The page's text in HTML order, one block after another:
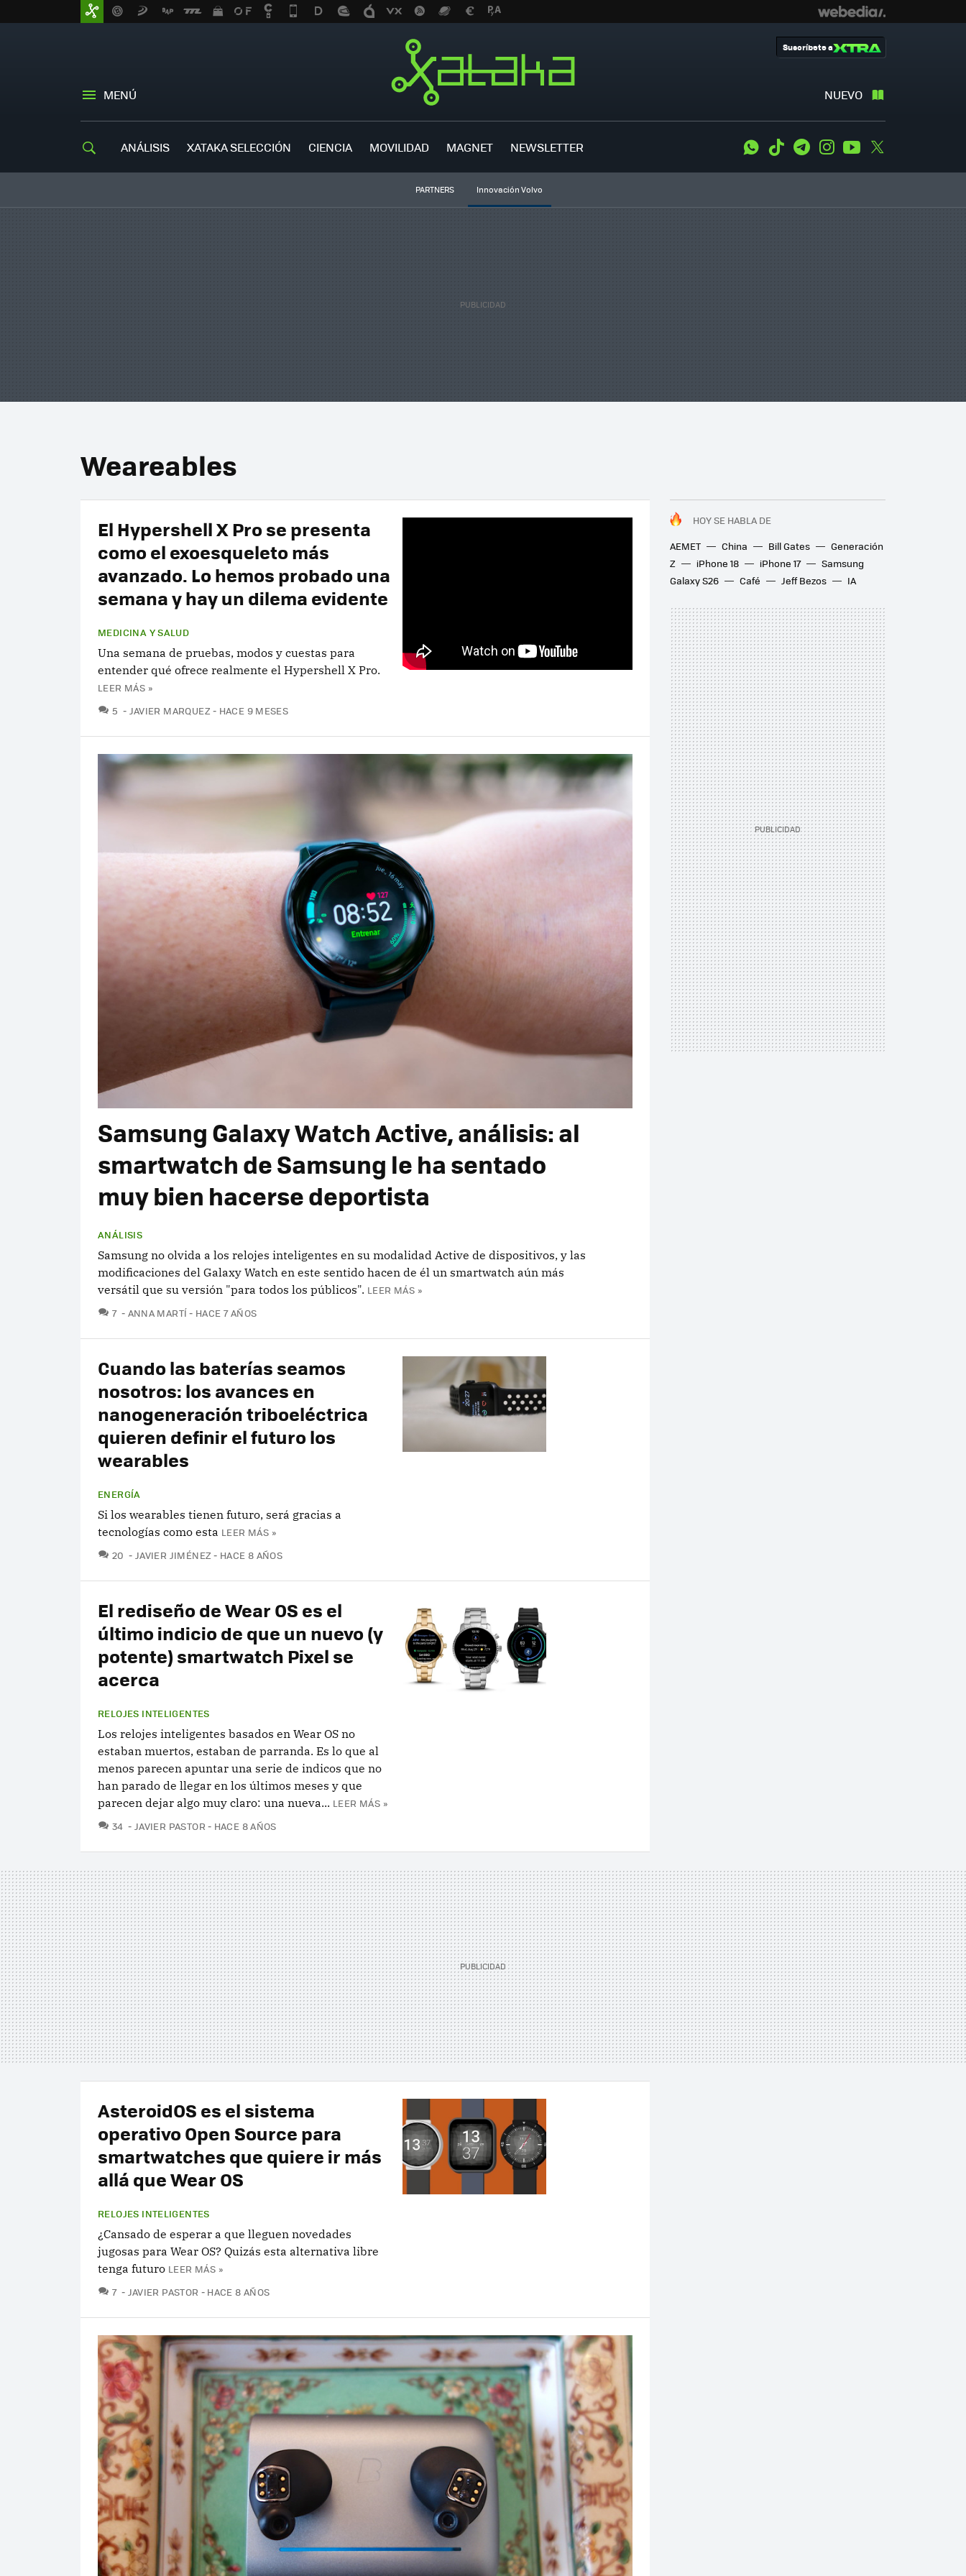
MENÚ NUEVO
Suscríbete a
ANÁLISIS XATAKA SELECCIÓN CIENCIA MOVILIDAD MAGNET NEWSLETTER WhatsApp
Tiktok TelegramInstagramYoutube
PARTNERS Innovación Volvo
Weareables
HOY SE HABLA DE
AEMET
China Bill Gates
Generación
Z
iPhone 18 iPhone 17
Samsung
Galaxy S26
Café Jeff Bezos IA
El Hypershell X Pro se presenta
como el exoesqueleto más
avanzado. Lo hemos probado una
semana y hay un dilema evidente
MEDICINA Y SALUD
Una semana de pruebas, modos y cuestas para
entender qué ofrece realmente el Hypershell X Pro.
LEER MÁS »
5 COMENTARIOS
JAVIER MARQUEZ HACE 9 MESES
Samsung Galaxy Watch Active, análisis: al
smartwatch de Samsung le ha sentado
muy bien hacerse deportista
ANÁLISIS
Samsung no olvida a los relojes inteligentes en su modalidad Active de dispositivos, y las
modificaciones del Galaxy Watch en este sentido hacen de él un smartwatch aún más
versátil que su versión "para todos los públicos". LEER MÁS »
7 COMENTARIOS
ANNA MARTÍ HACE 7 AÑOS
Cuando las baterías seamos
nosotros: los avances en
nanogeneración triboeléctrica
quieren definir el futuro los
wearables
ENERGÍA
Si los wearables tienen futuro, será gracias a
tecnologías como esta LEER MÁS »
20 COMENTARIOS
JAVIER JIMÉNEZ HACE 8 AÑOS
El rediseño de Wear OS es el
último indicio de que un nuevo (y
potente) smartwatch Pixel se
acerca
RELOJES INTELIGENTES
Los relojes inteligentes basados en Wear OS no
estaban muertos, estaban de parranda. Es lo que al
menos parecen apuntar una serie de indicos que no
han parado de llegar en los últimos meses y que
parecen dejar algo muy claro: una nueva... LEER MÁS »
34 COMENTARIOS
JAVIER PASTOR HACE 8 AÑOS
AsteroidOS es el sistema
operativo Open Source para
smartwatches que quiere ir más
allá que Wear OS
RELOJES INTELIGENTES
¿Cansado de esperar a que lleguen novedades
jugosas para Wear OS? Quizás esta alternativa libre
tenga futuro LEER MÁS »
7 COMENTARIOS
JAVIER PASTOR HACE 8 AÑOS